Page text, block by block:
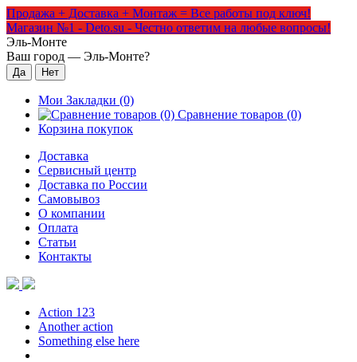
Продажа + Доставка + Монтаж = Все работы под ключ!
Магазин №1 - Deto.su - Честно ответим на любые вопросы!
Эль-Монте
Ваш город — Эль-Монте?
Мои Закладки (0)
Сравнение товаров (0)
Корзина покупок
Доставка
Сервисный центр
Доставка по России
Самовывоз
О компании
Оплата
Статьи
Контакты
Action 123
Another action
Something else here